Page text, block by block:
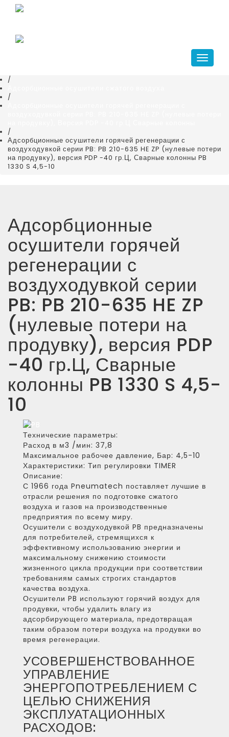
Каталог
/
/
/
Адсорбционные осушители горячей регенерации с
воздуходувкой серии PB: PB 210-635 HE ZP (нулевые потери
на продувку), версия PDP -40 гр.Ц, Сварные колонны PB
1330 S 4,5-10
Адсорбционные
осушители горячей
регенерации с
воздуходувкой серии
PB: PB 210-635 HE ZP
(нулевые потери на
продувку), версия PDP
-40 гр.Ц, Сварные
колонны PB 1330 S 4,5-
10
Технические параметры:
Расход в м3 /мин: 37,8
Максимальное рабочее давление, Бар: 4,5-10
Характеристики: Тип регулировки TIMER
Описание:
С 1966 года Pneumatech поставляет лучшие в
отрасли решения по подготовке сжатого
воздуха и газов на производственные
предприятия по всему миру.
Осушители с воздуходувкой PB предназначены
для потребителей, стремящихся к
эффективному использованию энергии и
максимальному снижению стоимости
жизненного цикла продукции при соответствии
требованиям самых строгих стандартов
качества воздуха.
Осушители PB используют горячий воздух для
продувки, чтобы удалить влагу из
адсорбирующего материала, предотвращая
таким образом потери воздуха на продувки во
время регенерации.
УСОВЕРШЕНСТВОВАННОЕ
УПРАВЛЕНИЕ
ЭНЕРГОПОТРЕБЛЕНИЕМ С
ЦЕЛЬЮ СНИЖЕНИЯ
ЭКСПЛУАТАЦИОННЫХ
РАСХОДОВ: